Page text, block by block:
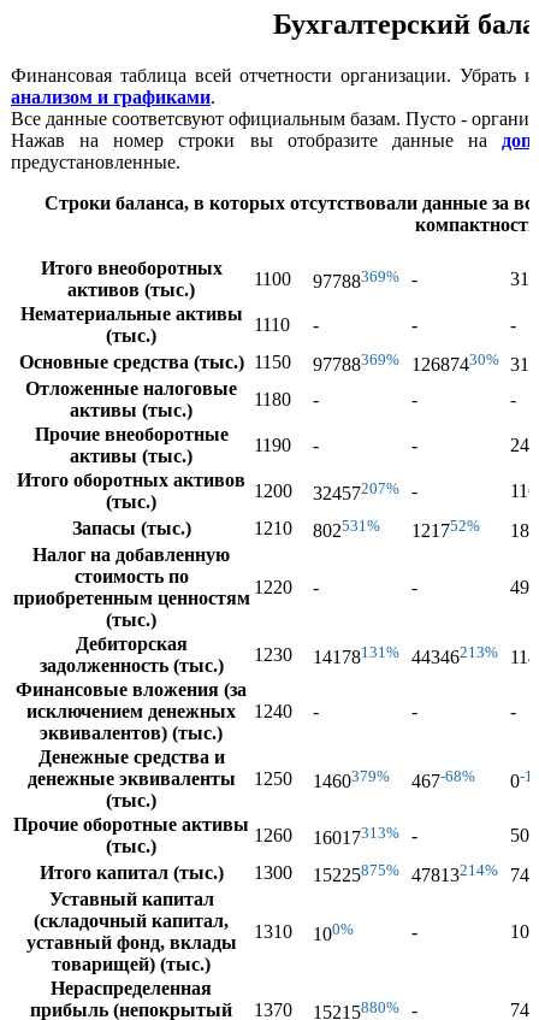
Бухгалтерский
Финансовая таблица всей отчетности организации. Убрать
анализом и графиками.
Все данные соответсвуют официальным базам. Пусто -
Нажав на номер строки вы отобразите данные на
предустановленные.
Строки баланса, в которых отсутствовали данные за
Итого внеоборотных
активов (тыс.)
1100 97788369% -
Нематериальные активы
(тыс.)
1110 - -
-
Основные средства (тыс.) 1150 97788369% 12687430%
Отложенные налоговые
активы (тыс.)
1180 - -
-
Прочие внеоборотные
активы (тыс.)
1190 - -
Итого оборотных активов
(тыс.)
1200 32457207% -
Запасы (тыс.)
1210 802531% 121752%
Налог на добавленную
стоимость по
приобретенным ценностям
(тыс.)
1220 - - 49
Дебиторская
задолженность (тыс.)
1230 14178131% 44346213%
Финансовые вложения (за
исключением денежных
эквивалентов) (тыс.)
1240 - - -
Денежные средства и
денежные эквиваленты
(тыс.)
1250 1460379% 467-68% 0-
Прочие оборотные активы
(тыс.)
1260 16017313% -
Итого капитал (тыс.)
1300 15225875% 47813214%
Уставный капитал
(складочный капитал,
уставный фонд, вклады
товарищей) (тыс.)
1310 100% - 10
Нераспределенная
прибыль (непокрытый
1370 15215880% -